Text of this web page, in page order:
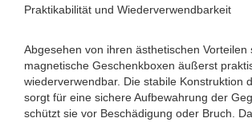
Praktikabilität und Wiederverwendbarkeit
Abgesehen von ihren ästhetischen Vorteilen
magnetische Geschenkboxen äußerst
wiederverwendbar. Die stabile Konstruktion
sorgt für eine sichere Aufbewahrung der
schützt sie vor Beschädigung oder Bruch.